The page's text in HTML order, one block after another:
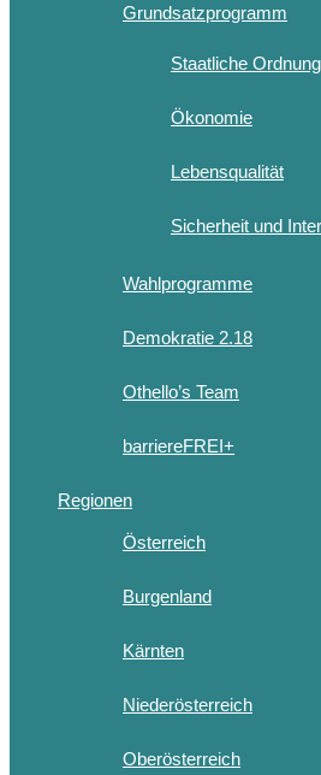
Grundsatzprogramm
Staatliche Ordnung
Ökonomie
Lebensqualität
Sicherheit und
Wahlprogramme
Demokratie 2.18
Othello’s Team
barriereFREI+
Regionen
Österreich
Burgenland
Kärnten
Niederösterreich
Oberösterreich